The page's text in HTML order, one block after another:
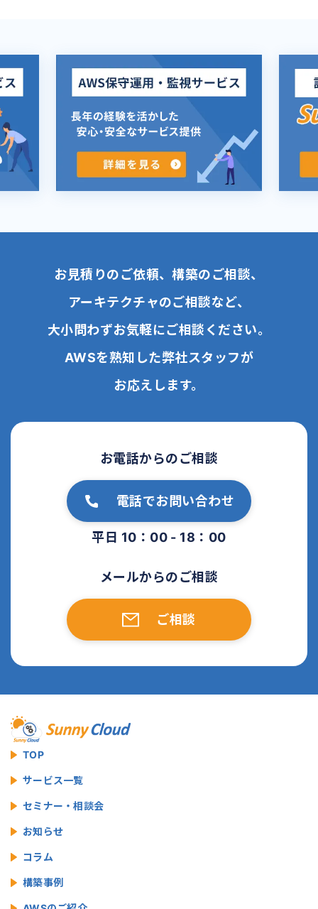
お見積りのご依頼、構築のご相談、
アーキテクチャのご相談など、
大小問わずお気軽にご相談ください。
AWSを熟知した弊社スタッフが
お応えします。
お電話からのご相談
電話でお問い合わせ
平日 10：00 - 18：00
メールからのご相談
ご相談
TOP
サービス一覧
セミナー・相談会
お知らせ
コラム
構築事例